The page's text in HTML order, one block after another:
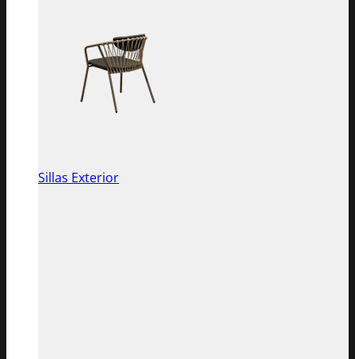
Sillas Exterior